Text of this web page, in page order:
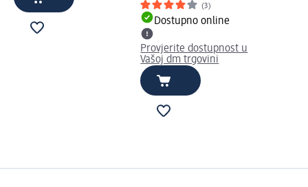
(3)
Dostupno online
Provjerite dostupnost u
Vašoj dm trgovini